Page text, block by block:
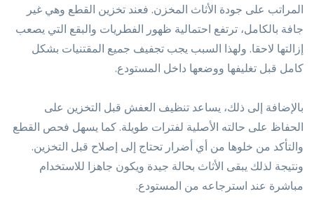
المراتب على جودة الأثاث المخزن. فعند تخزين القطع وهي غير
جافة بالكامل، ترتفع احتمالية ظهور الفطريات والبقع التي يصعب
إزالتها لاحقا. ولهذا السبب يجب تجفيف جميع المقتنيات بشكل
كامل قبل تغليفها ووضعها داخل المستودع.
بالإضافة إلى ذلك، يساعد تنظيف العفش قبل التخزين على
الحفاظ على حالته الأصلية لفترات طويلة. كما يسهل فحص القطع
والتأكد من خلوها من أي أضرار تحتاج إلى إصلاح قبل التخزين.
ونتيجة لذلك يبقى الأثاث بحالة جيدة ويكون جاهزا للاستخدام
مباشرة عند استرجاعه من المستودع.